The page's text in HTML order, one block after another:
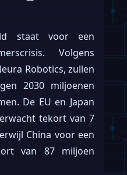
staat voor een
Volgens
Robotics, zullen
2030 miljoenen
De EU en Japan
tekort van 7
China voor een
van 87 miljoen